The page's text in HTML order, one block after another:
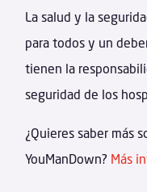
La salud y la
para todos y un
tienen la
seguridad de los
¿Quieres saber más
YouManDown? Más